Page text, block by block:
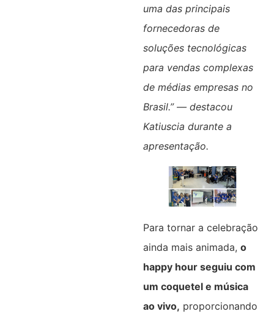
uma das principais
fornecedoras de
soluções tecnológicas
para vendas complexas
de médias empresas no
Brasil.” — destacou
Katiuscia durante a
apresentação.
Para tornar a celebração
ainda mais animada, o
happy hour seguiu com
um coquetel e música
ao vivo, proporcionando